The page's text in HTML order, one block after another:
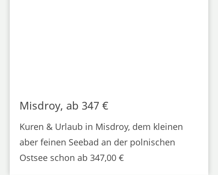
Misdroy, ab 347 €
Kuren & Urlaub in Misdroy, dem kleinen
aber feinen Seebad an der polnischen
Ostsee schon ab 347,00 €